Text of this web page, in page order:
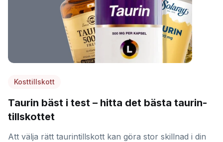
Kosttillskott
Taurin bäst i test – hitta det bästa taurin-
tillskottet
Att välja rätt taurintillskott kan göra stor skillnad i din